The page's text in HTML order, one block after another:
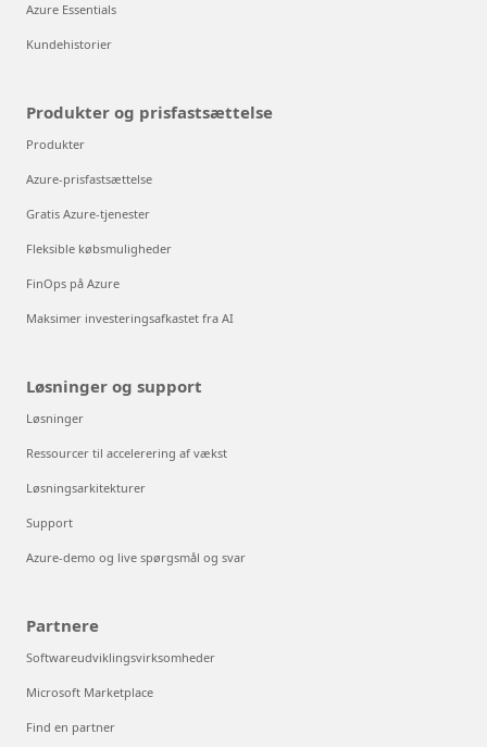
Azure Essentials
Kundehistorier
Produkter og prisfastsættelse
Produkter
Azure-prisfastsættelse
Gratis Azure-tjenester
Fleksible købsmuligheder
FinOps på Azure
Maksimer investeringsafkastet fra AI
Løsninger og support
Løsninger
Ressourcer til accelerering af vækst
Løsningsarkitekturer
Support
Azure-demo og live spørgsmål og svar
Partnere
Softwareudviklingsvirksomheder
Microsoft Marketplace
Find en partner